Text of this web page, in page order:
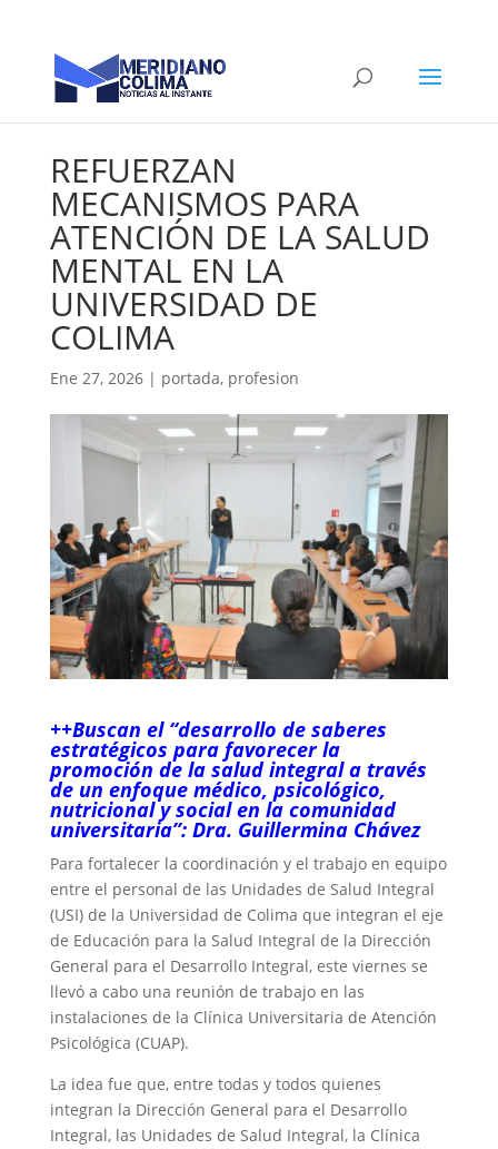
REFUERZAN
MECANISMOS PARA
ATENCIÓN DE LA SALUD
MENTAL EN LA
UNIVERSIDAD DE
COLIMA
Ene 27, 2026| portada, profesion
++Buscan el “desarrollo de saberes
estratégicos para favorecer la
promoción de la salud integral a través
de un enfoque médico, psicológico,
nutricional y social en la comunidad
universitaria”: Dra. Guillermina Chávez
Para fortalecer la coordinación y el trabajo en equipo
entre el personal de las Unidades de Salud Integral
(USI) de la Universidad de Colima que integran el eje
de Educación para la Salud Integral de la Dirección
General para el Desarrollo Integral, este viernes se
llevó a cabo una reunión de trabajo en las
instalaciones de la Clínica Universitaria de Atención
Psicológica (CUAP).
La idea fue que, entre todas y todos quienes
integran la Dirección General para el Desarrollo
Integral, las Unidades de Salud Integral, la Clínica